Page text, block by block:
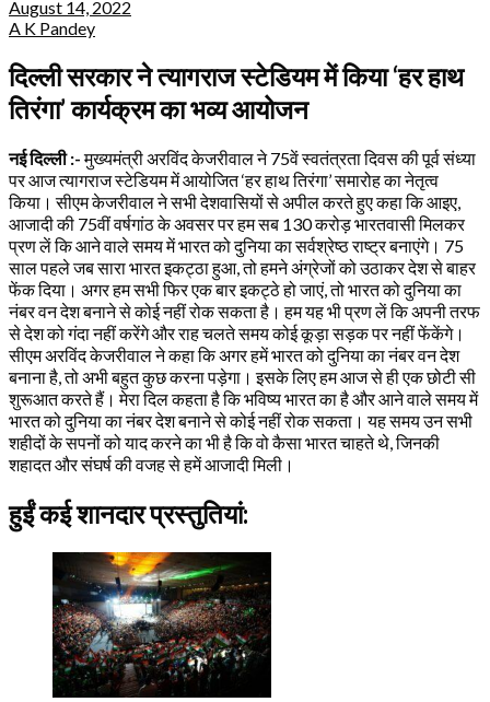
August 14, 2022
A K Pandey
दिल्ली सरकार ने त्यागराज स्टेडियम में किया ‘हर हाथ
तिरंगा’ कार्यक्रम का भव्य आयोजन
नई दिल्ली :-मुख्यमंत्री अरविंद केजरीवाल ने 75वें स्वतंत्रता दिवस की पूर्व संध्या
पर आज त्यागराज स्टेडियम में आयोजित ‘हर हाथ तिरंगा’ समारोह का नेतृत्व
किया। सीएम केजरीवाल ने सभी देशवासियों से अपील करते हुए कहा कि आइए,
आजादी की 75वीं वर्षगांठ के अवसर पर हम सब 130 करोड़ भारतवासी मिलकर
प्रण लें कि आने वाले समय में भारत को दुनिया का सर्वश्रेष्ठ राष्ट्र बनाएंगे। 75
साल पहले जब सारा भारत इकट्ठा हुआ, तो हमने अंग्रेजों को उठाकर देश से बाहर
फेंक दिया। अगर हम सभी फिर एक बार इकट्ठे हो जाएं, तो भारत को दुनिया का
नंबर वन देश बनाने से कोई नहीं रोक सकता है। हम यह भी प्रण लें कि अपनी तरफ
से देश को गंदा नहीं करेंगे और राह चलते समय कोई कूड़ा सड़क पर नहीं फेंकेंगे।
सीएम अरविंद केजरीवाल ने कहा कि अगर हमें भारत को दुनिया का नंबर वन देश
बनाना है, तो अभी बहुत कुछ करना पड़ेगा। इसके लिए हम आज से ही एक छोटी सी
शुरूआत करते हैं। मेरा दिल कहता है कि भविष्य भारत का है और आने वाले समय में
भारत को दुनिया का नंबर देश बनाने से कोई नहीं रोक सकता। यह समय उन सभी
शहीदों के सपनों को याद करने का भी है कि वो कैसा भारत चाहते थे, जिनकी
शहादत और संघर्ष की वजह से हमें आजादी मिली।
हुईं कई शानदार प्रस्तुतियां: